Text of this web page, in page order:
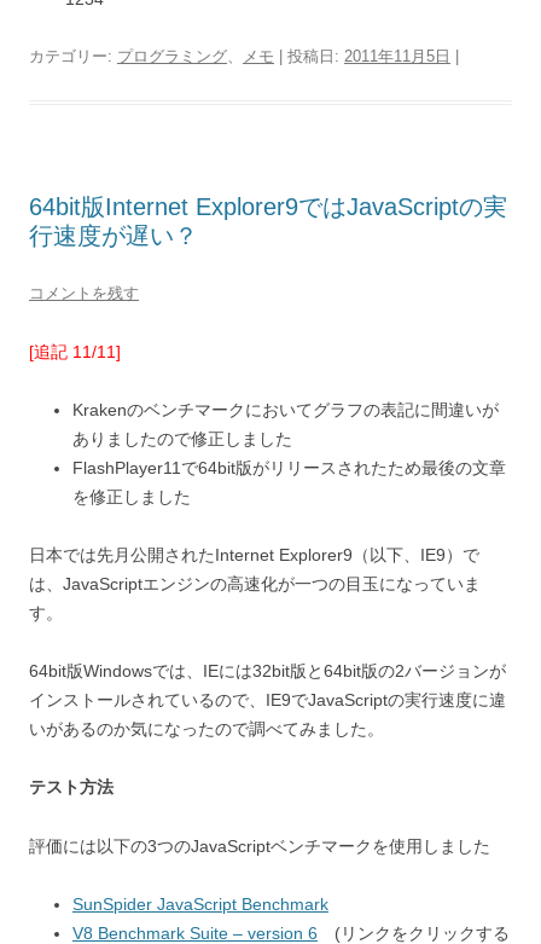
カテゴリー: プログラミング メモ | 投稿日: 2011年11月5日
64bit版Internet Explorer9ではJavaScriptの実
行速度が遅い？
コメントを残す
[追記 11/11]
Krakenのベンチマークにおいてグラフの表記に間違いが
ありましたので修正しました
FlashPlayer11で64bit版がリリースされたため最後の文章
を修正しました
日本では先月公開されたInternet Explorer9（以下、IE9）で
は、JavaScriptエンジンの高速化が一つの目玉になっていま
す。
64bit版Windowsでは、IEには32bit版と64bit版の2バージョンが
インストールされているので、IE9でJavaScriptの実行速度に違
いがあるのか気になったので調べてみました。
テスト方法
評価には以下の3つのJavaScriptベンチマークを使用しました
SunSpider JavaScript Benchmark
V8 Benchmark Suite – version 6 (リンクをクリックする